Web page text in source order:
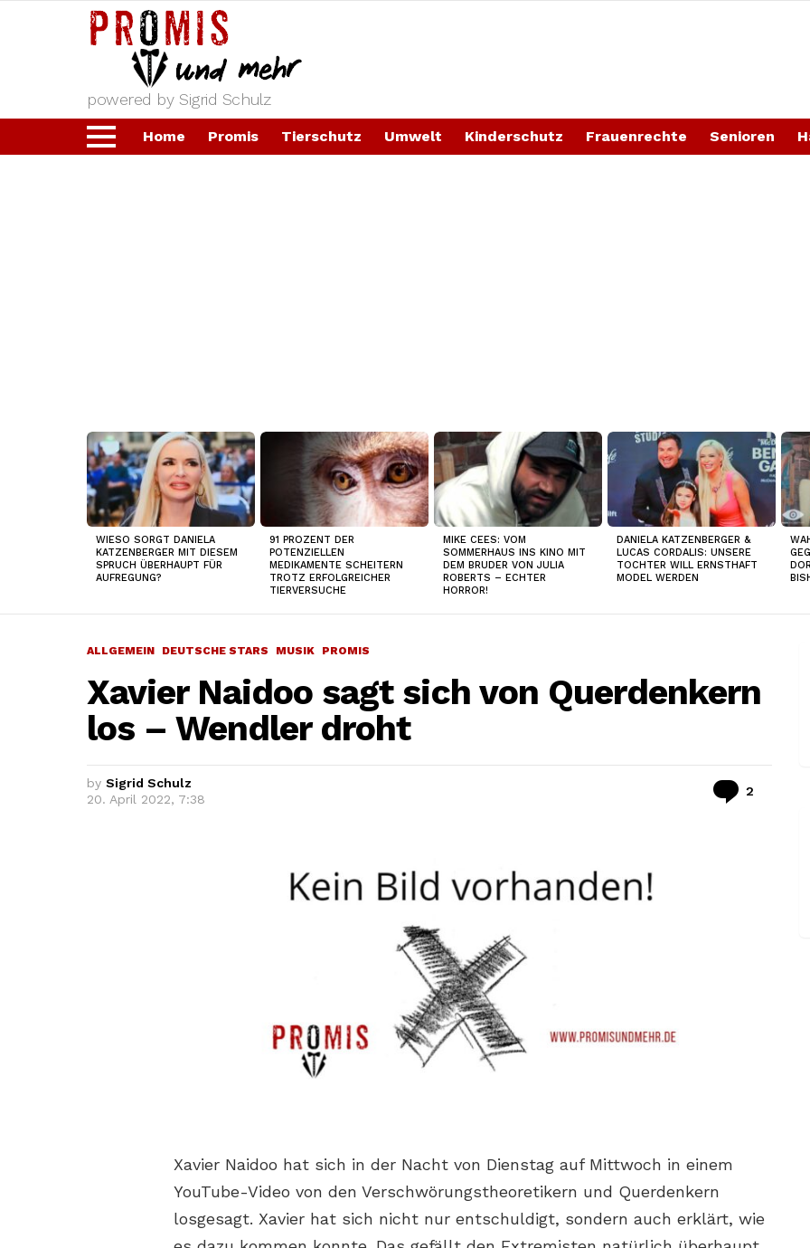
powered by Sigrid Schulz
Menu
Home Promis Tierschutz Umwelt Kinderschutz Frauenrechte Senioren
TOP
NEWS
WIESO SORGT DANIELA
KATZENBERGER MIT DIESEM
SPRUCH ÜBERHAUPT FÜR
AUFREGUNG?
91 PROZENT DER
POTENZIELLEN
MEDIKAMENTE SCHEITERN
TROTZ ERFOLGREICHER
TIERVERSUCHE
MIKE CEES: VOM
SOMMERHAUS INS KINO MIT
DEM BRUDER VON JULIA
ROBERTS – ECHTER
HORROR!
DANIELA KATZENBERGER &
LUCAS CORDALIS: UNSERE
TOCHTER WILL ERNSTHAFT
MODEL WERDEN
ALLGEMEIN DEUTSCHE STARS MUSIK PROMIS
Xavier Naidoo sagt sich von Querdenkern
los – Wendler droht
by Sigrid Schulz
20. April 2022, 7:38
2
Xavier Naidoo hat sich in der Nacht von Dienstag auf Mittwoch in einem
YouTube-Video von den Verschwörungstheoretikern und Querdenkern
losgesagt. Xavier hat sich nicht nur entschuldigt, sondern auch erklärt, wie